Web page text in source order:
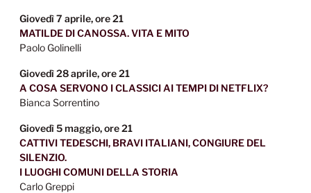
Giovedì 7 aprile, ore 21
MATILDE DI CANOSSA. VITA E MITO
Paolo Golinelli
Giovedì 28 aprile, ore 21
A COSA SERVONO I CLASSICI AI TEMPI DI NETFLIX?
Bianca Sorrentino
Giovedì 5 maggio, ore 21
CATTIVI TEDESCHI, BRAVI ITALIANI, CONGIURE DEL
SILENZIO.
I LUOGHI COMUNI DELLA STORIA
Carlo Greppi